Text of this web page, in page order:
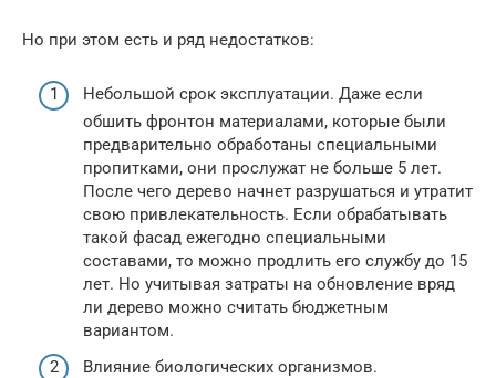
Но при этом есть и ряд недостатков:
Небольшой срок эксплуатации. Даже если
обшить фронтон материалами, которые были
предварительно обработаны специальными
пропитками, они прослужат не больше 5 лет.
После чего дерево начнет разрушаться и утратит
свою привлекательность. Если обрабатывать
такой фасад ежегодно специальными
составами, то можно продлить его службу до 15
лет. Но учитывая затраты на обновление вряд
ли дерево можно считать бюджетным
вариантом.
Влияние биологических организмов.